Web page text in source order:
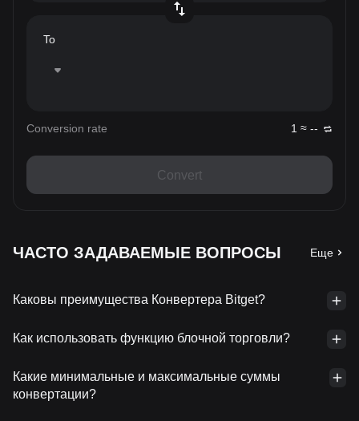
To
Conversion rate 1 ≈ --
Convert
ЧАСТО ЗАДАВАЕМЫЕ ВОПРОСЫ Еще
Каковы преимущества Конвертера Bitget?
Как использовать функцию блочной торговли?
Какие минимальные и максимальные суммы
конвертации?